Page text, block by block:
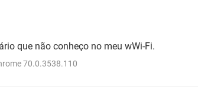
que não conheço no meu wWi-Fi.
70.0.3538.110